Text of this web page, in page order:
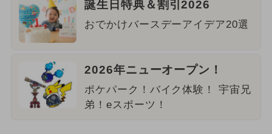
誕生日特典＆割引2026
おでかけバースデーアイデア20選
2026年ニューオープン！
ポケパーク！バイク体験！ 宇宙兄
弟！eスポーツ！